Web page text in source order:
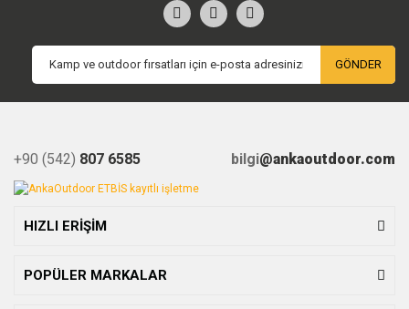
GÖNDER
+90 (542) 807 6585 bilgi@ankaoutdoor.com
HIZLI ERİŞİM
POPÜLER MARKALAR